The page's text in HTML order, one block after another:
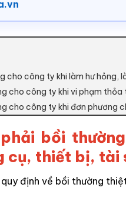
cho công ty khi làm hư hỏng,
cho công ty khi vi phạm
cho công ty khi đơn phương
bồi
cụ, thiết bị, tài
định về bồi thường